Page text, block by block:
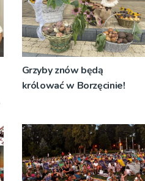
Grzyby znów będą
królować w Borzęcinie!